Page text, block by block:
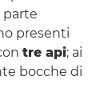
parte
presenti
tre api; ai
bocche di